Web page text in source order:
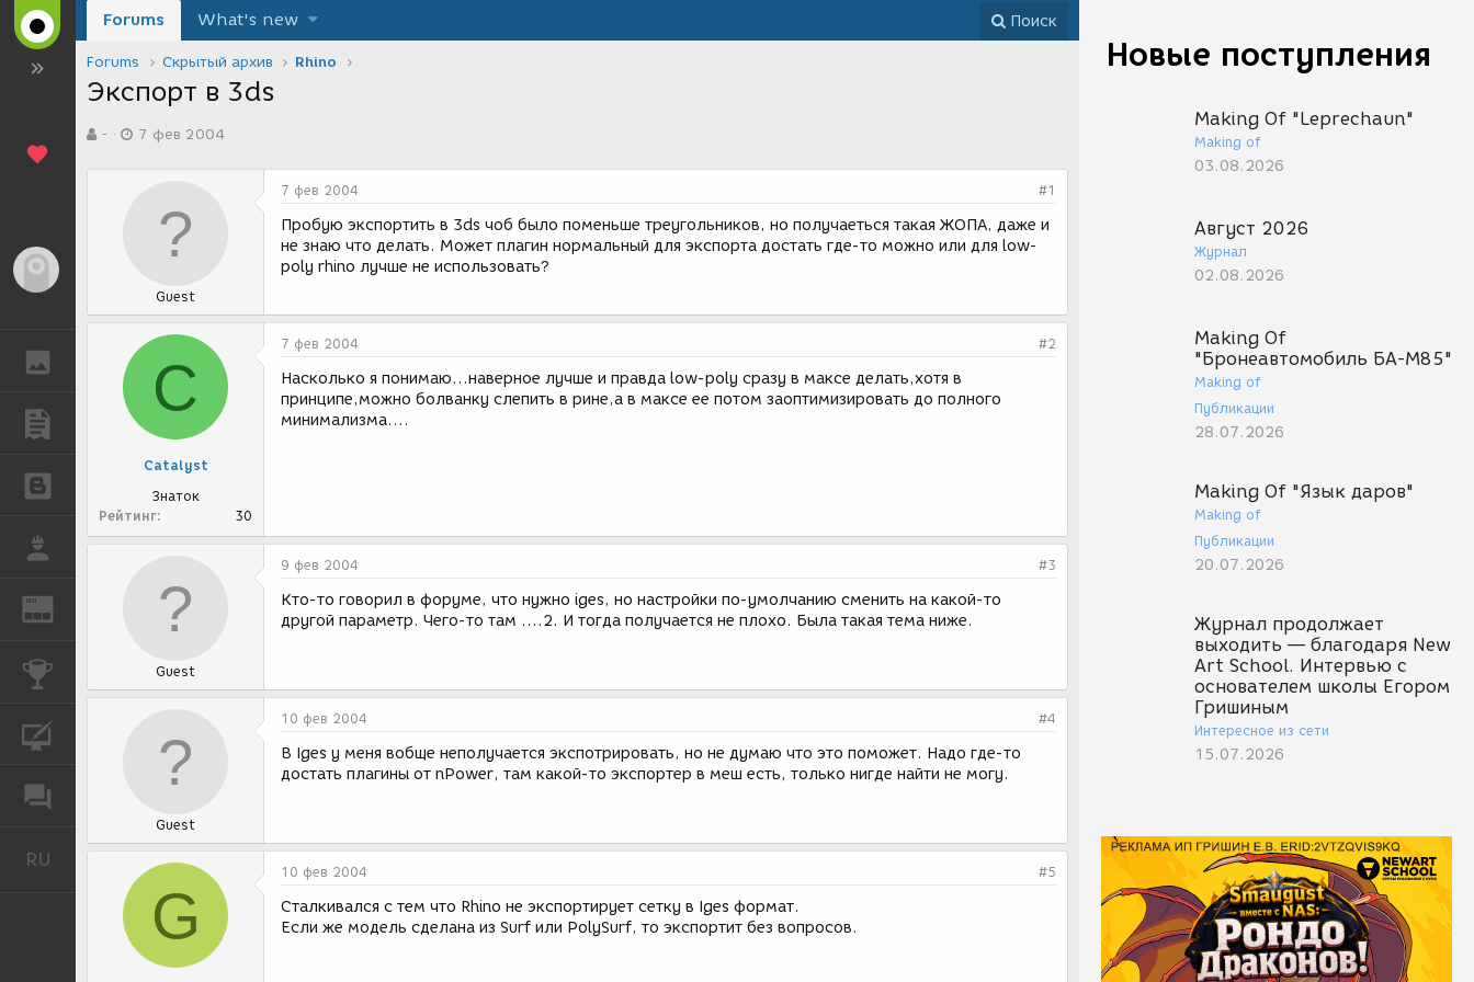
ГАЛЕРЕЯ
ПУБЛИКАЦИИ
REN
КОНКУРСЫ
RU
Новые поступления
Making Of "Leprechaun"
Making of
03.08.2026
Август 2026
Журнал
02.08.2026
Making Of
"Бронеавтомобиль БА-М85"
Making of
Публикации
28.07.2026
Making Of "Язык даров"
Making of
Публикации
20.07.2026
Журнал продолжает
выходить — благодаря New
Art School. Интервью с
основателем школы Егором
Гришиным
Интересное из сети
15.07.2026
Forums What's new Поиск
Forums Скрытый архив Rhino
Экспорт в 3ds
в-
а
и
7 фев 2004
Guest
7 фев 2004 #1
Пробую экспортить в 3ds чоб было поменьше треугольников, но получаеться такая ЖОПА, даже и
не знаю что делать. Может плагин нормальный для экспорта достать где-то можно или для low-
poly rhino лучше не использовать?
C
Catalyst
Знаток
Рейтинг
30
7 фев 2004 #2
Насколько я понимаю...наверное лучше и правда low-poly сразу в максе делать,хотя в
принципе,можно болванку слепить в рине,а в максе ее потом заоптимизировать до полного
минимализма....
Guest
9 фев 2004 #3
Кто-то говорил в форуме, что нужно iges, но настройки по-умолчанию сменить на какой-то
другой параметр. Чего-то там ....2. И тогда получается не плохо. Была такая тема ниже.
Guest
10 фев 2004 #4
В Iges у меня вобще неполучается экспотрировать, но не думаю что это поможет. Надо где-то
достать плагины от nPower, там какой-то экспортер в меш есть, только нигде найти не могу.
G
10 фев 2004 #5
Сталкивался с тем что Rhino не экспортирует сетку в Iges формат.
Если же модель сделана из Surf или PolySurf, то экспортит без вопросов.